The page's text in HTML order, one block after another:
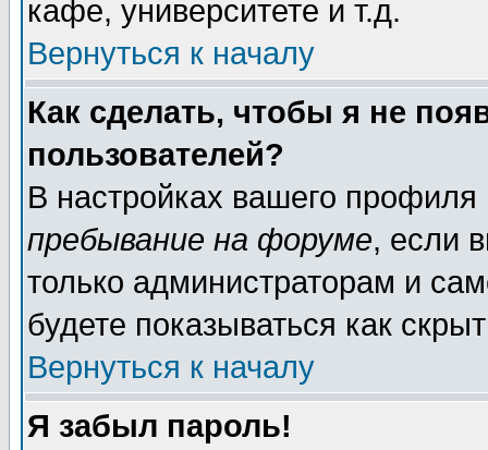
кафе, университете и т.д.
Вернуться к началу
Как сделать, чтобы я не
пользователей?
В настройках вашего
пребывание на форуме, если
только администраторам и
будете показываться как
Вернуться к началу
Я забыл пароль!